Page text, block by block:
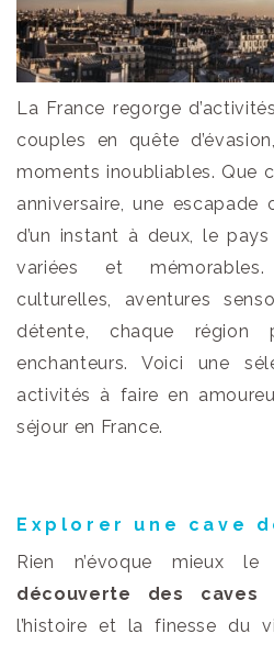
La France regorge
couples en quête
moments inoubliables. Que
anniversaire, une
d’un instant à deux, le
variées et
culturelles, aventures
détente, chaque région
enchanteurs. Voici une
activités à faire en
séjour en France.
Explorer une cave
Rien n’évoque mieux
découverte des caves
l’histoire et la finesse du